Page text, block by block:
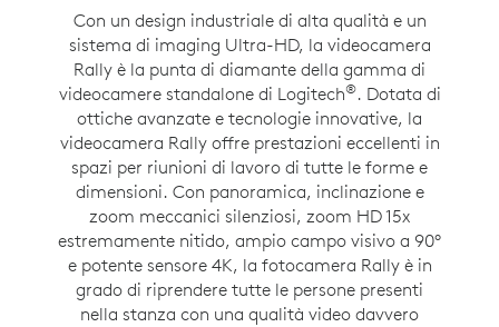
Con un design industriale di alta qualità e un
sistema di imaging Ultra-HD, la videocamera
Rally è la punta di diamante della gamma di
videocamere standalone di Logitech®. Dotata di
ottiche avanzate e tecnologie innovative, la
videocamera Rally offre prestazioni eccellenti in
spazi per riunioni di lavoro di tutte le forme e
dimensioni. Con panoramica, inclinazione e
zoom meccanici silenziosi, zoom HD 15x
estremamente nitido, ampio campo visivo a 90°
e potente sensore 4K, la fotocamera Rally è in
grado di riprendere tutte le persone presenti
nella stanza con una qualità video davvero